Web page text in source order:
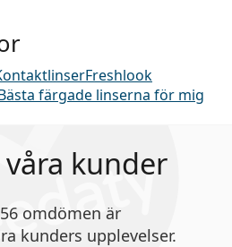
Freshlook
färgade linserna för mig
kunder
omdömen är
kunders upplevelser.